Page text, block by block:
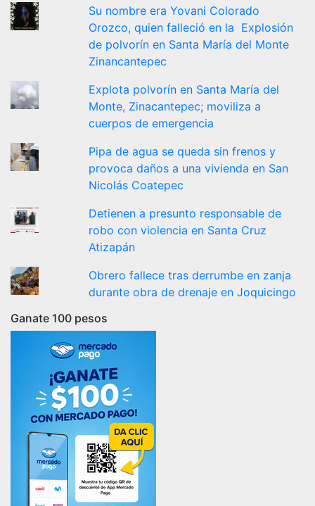
Su nombre era Yovani Colorado
Orozco, quien falleció en la Explosión
de polvorín en Santa María del Monte
Zinancantepec
Explota polvorín en Santa María del
Monte, Zinacantepec; moviliza a
cuerpos de emergencia
Pipa de agua se queda sin frenos y
provoca daños a una vivienda en San
Nicolás Coatepec
Detienen a presunto responsable de
robo con violencia en Santa Cruz
Atizapán
Obrero fallece tras derrumbe en zanja
durante obra de drenaje en Joquicingo
Ganate 100 pesos